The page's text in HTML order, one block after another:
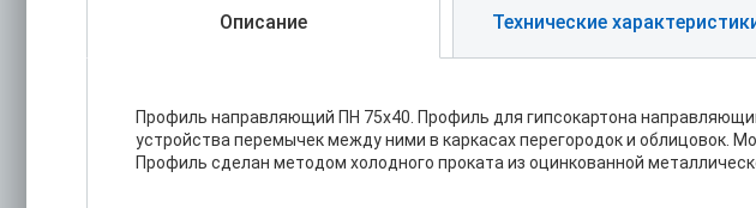
Описание Технические
Профиль направляющий ПН 75х40. Профиль для гипсокартона
устройства перемычек между ними в каркасах перегородок и облицовок.
Профиль сделан методом холодного проката из оцинкованной